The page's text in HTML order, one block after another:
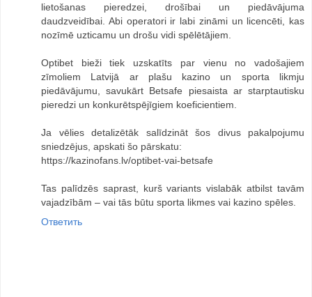
lietošanas pieredzei, drošībai un piedāvājuma
daudzveidībai. Abi operatori ir labi zināmi un licencēti, kas
nozīmē uzticamu un drošu vidi spēlētājiem.
Optibet bieži tiek uzskatīts par vienu no vadošajiem
zīmoliem Latvijā ar plašu kazino un sporta likmju
piedāvājumu, savukārt Betsafe piesaista ar starptautisku
pieredzi un konkurētspējīgiem koeficientiem.
Ja vēlies detalizētāk salīdzināt šos divus pakalpojumu
sniedzējus, apskati šo pārskatu:
https://kazinofans.lv/optibet-vai-betsafe
Tas palīdzēs saprast, kurš variants vislabāk atbilst tavām
vajadzībām – vai tās būtu sporta likmes vai kazino spēles.
Ответить